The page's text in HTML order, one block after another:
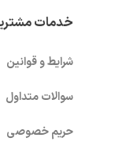
خدمات
شرایط و قوانین
سوالات متداول
حریم خصوصی